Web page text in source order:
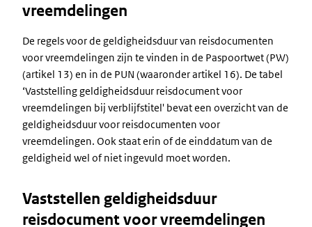
vreemdelingen
De regels voor de geldigheidsduur van reisdocumenten
voor vreemdelingen zijn te vinden in de Paspoortwet (PW)
(artikel 13) en in de PUN (waaronder artikel 16). De tabel
‘Vaststelling geldigheidsduur reisdocument voor
vreemdelingen bij verblijfstitel' bevat een overzicht van de
geldigheidsduur voor reisdocumenten voor
vreemdelingen. Ook staat erin of de einddatum van de
geldigheid wel of niet ingevuld moet worden.
Vaststellen geldigheidsduur
reisdocument voor vreemdelingen